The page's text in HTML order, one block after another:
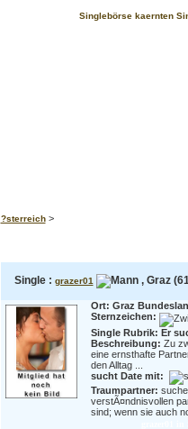
Singlebörse kaernten
?sterreich>
Single : grazer01 , Graz
Ort: Graz
Sternzeichen:
Single Rubrik: Er
Beschreibung: Zu
eine ernsthafte
den Alltag ...
sucht Date mit:
Traumpartner:
verstÃ¤ndnisvollen
sind; wenn sie auch